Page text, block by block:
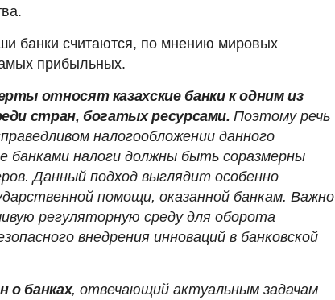
банки считаются, по мнению мировых
прибыльных.
относят казахские банки к одним из
стран, богатых ресурсами.Поэтому речь
налогообложении данного
банками налоги должны быть соразмерны
Данный подход выглядит особенно
помощи, оказанной банкам. Важно
регуляторную среду для оборота
внедрения инноваций в банковской
о банках, отвечающий актуальным задачам